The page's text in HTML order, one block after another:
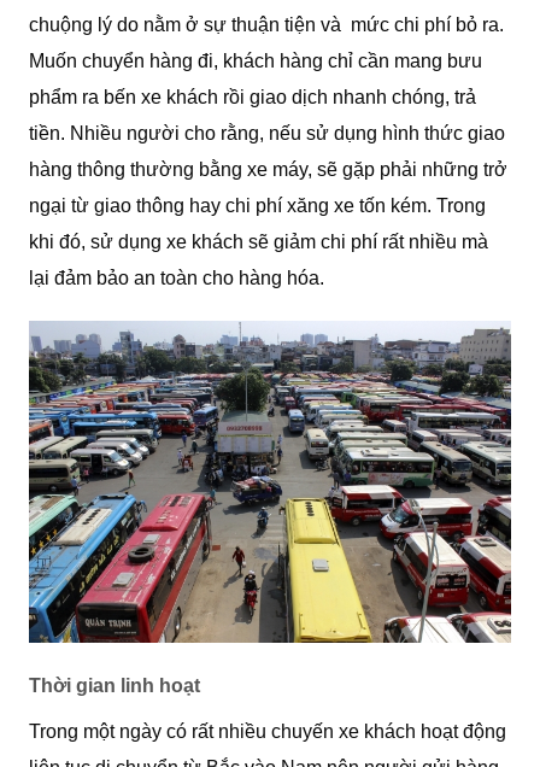
chuộng lý do nằm ở sự thuận tiện và mức chi phí bỏ ra.
Muốn chuyển hàng đi, khách hàng chỉ cần mang bưu
phẩm ra bến xe khách rồi giao dịch nhanh chóng, trả
tiền. Nhiều người cho rằng, nếu sử dụng hình thức giao
hàng thông thường bằng xe máy, sẽ gặp phải những trở
ngại từ giao thông hay chi phí xăng xe tốn kém. Trong
khi đó, sử dụng xe khách sẽ giảm chi phí rất nhiều mà
lại đảm bảo an toàn cho hàng hóa.
Thời gian linh hoạt
Trong một ngày có rất nhiều chuyến xe khách hoạt động